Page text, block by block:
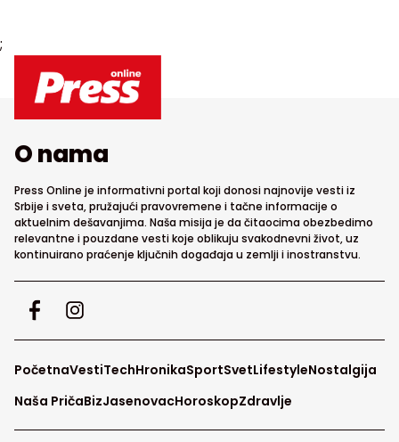
;
O nama
Press Online je informativni portal koji donosi najnovije vesti iz
Srbije i sveta, pružajući pravovremene i tačne informacije o
aktuelnim dešavanjima. Naša misija je da čitaocima obezbedimo
relevantne i pouzdane vesti koje oblikuju svakodnevni život, uz
kontinuirano praćenje ključnih događaja u zemlji i inostranstvu.
PočetnaVestiTechHronikaSportSvetLifestyleNostalgija
Naša PričaBizJasenovacHoroskopZdravlje